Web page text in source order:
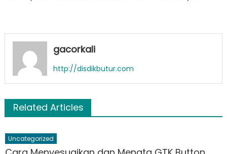
gacorkali
http://disdikbutur.com
Related Articles
Uncategorized